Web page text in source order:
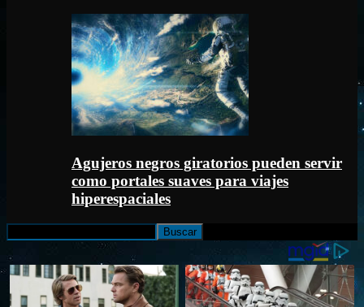
Agujeros negros giratorios pueden servir
como portales suaves para viajes
hiperespaciales